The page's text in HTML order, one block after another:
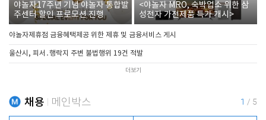
야놀자17주년 기념 야놀자 통합발
주센터 할인 프로모션 진행
<야놀자 MRO, 숙박업소 위한 삼
성전자 가전제품 특가 개시>
야놀자제휴점 금융혜택제공 위한 제휴 및 금융서비스 게시
울산시, 피서․행락지 주변 불법행위 19건 적발
더보기
채용 메인박스 1 / 5